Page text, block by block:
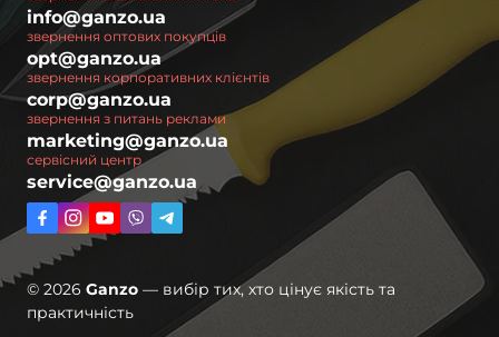
info@ganzo.ua
звернення оптових покупців
opt@ganzo.ua
звернення корпоративних клієнтів
corp@ganzo.ua
звернення з питань реклами
marketing@ganzo.ua
сервісний центр
service@ganzo.ua
© 2026 Ganzo — вибір тих, хто цінує якість та
практичність